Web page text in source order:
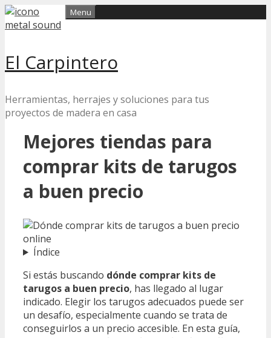
Skip
to
El Carpintero
Herramientas, herrajes y soluciones para tus
proyectos de madera en casa
Menu
Mejores tiendas para
comprar kits de tarugos
a buen precio
Índice
Si estás buscando dónde comprar kits de
tarugos a buen precio, has llegado al lugar
indicado. Elegir los tarugos adecuados puede ser
un desafío, especialmente cuando se trata de
conseguirlos a un precio accesible. En esta guía,